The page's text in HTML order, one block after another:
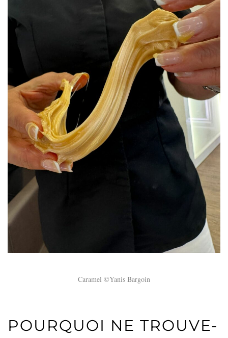
Caramel ©Yanis Bargoin
POURQUOI NE TROUVE-